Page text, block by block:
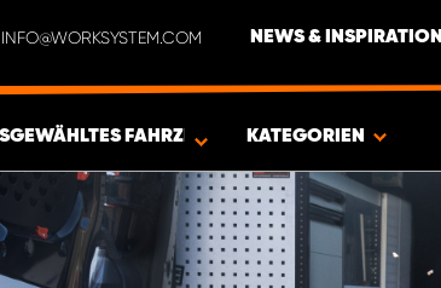
INFO@WORKSYSTEM.COM NEWS & INSPIRATION
FAHRZEUG KATEGORIEN